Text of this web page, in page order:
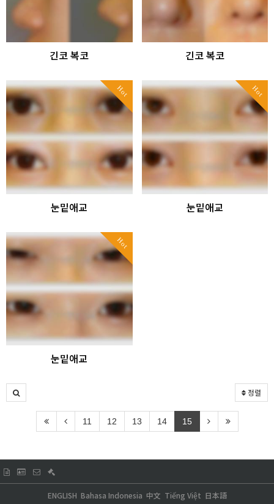
긴코 복코 긴코 복코
Hot
눈밑애교
Hot
눈밑애교
Hot
눈밑애교
정렬
11 12 13 14 15
日本語
Tiếng Việt
中文
Bahasa Indonesia
ENGLISH